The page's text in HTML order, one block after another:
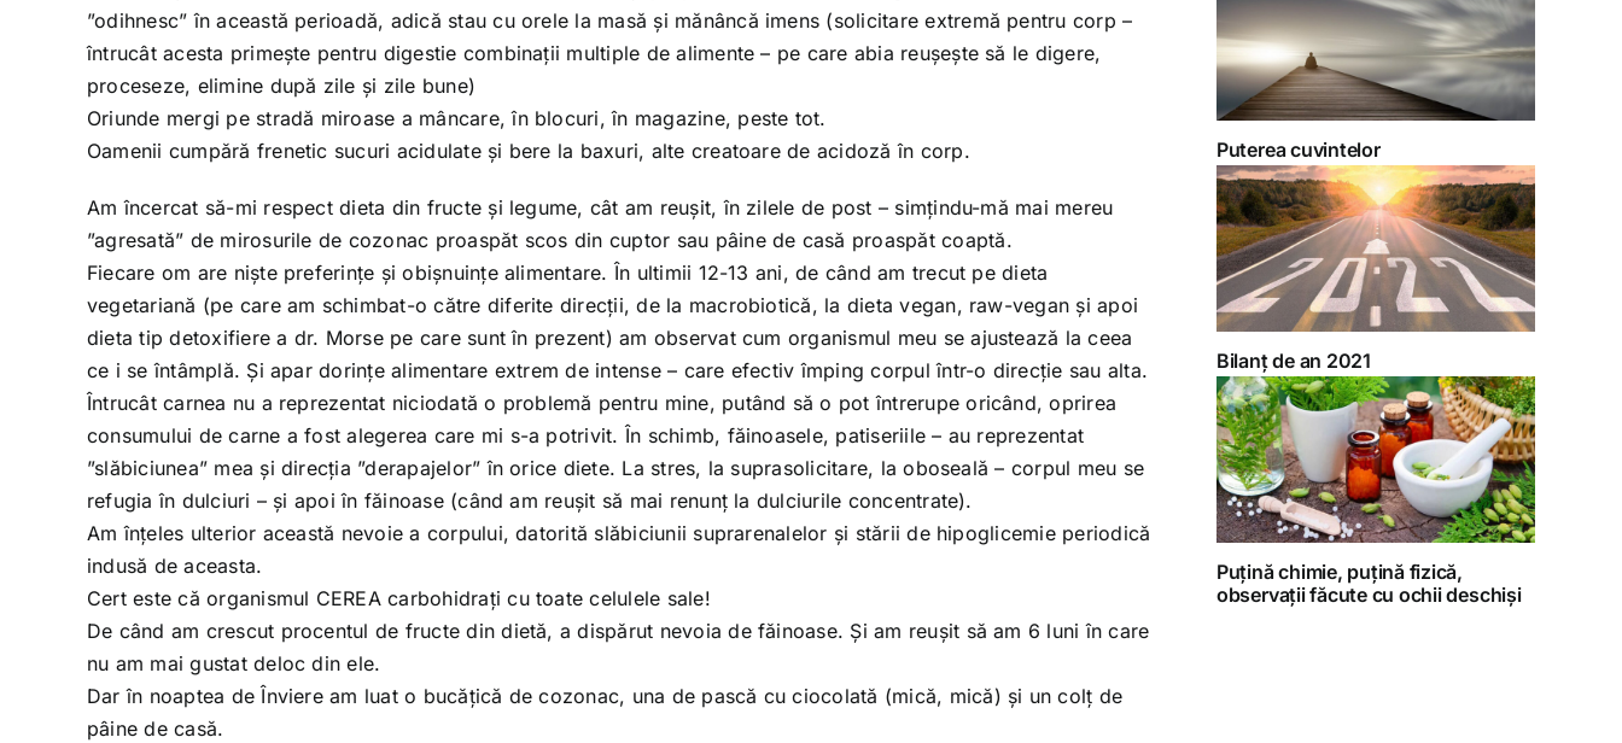
”odihnesc” în această perioadă, adică stau cu orele la masă și mănâncă imens (solicitare extremă pentru corp –
întrucât acesta primește pentru digestie combinații multiple de alimente – pe care abia reușește să le digere,
proceseze, elimine după zile și zile bune)
Oriunde mergi pe stradă miroase a mâncare, în blocuri, în magazine, peste tot.
Oamenii cumpără frenetic sucuri acidulate și bere la baxuri, alte creatoare de acidoză în corp.
Am încercat să-mi respect dieta din fructe și legume, cât am reușit, în zilele de post – simțindu-mă mai mereu
”agresată” de mirosurile de cozonac proaspăt scos din cuptor sau pâine de casă proaspăt coaptă.
Fiecare om are niște preferințe și obișnuințe alimentare. În ultimii 12-13 ani, de când am trecut pe dieta
vegetariană (pe care am schimbat-o către diferite direcții, de la macrobiotică, la dieta vegan, raw-vegan și apoi
dieta tip detoxifiere a dr. Morse pe care sunt în prezent) am observat cum organismul meu se ajustează la ceea
ce i se întâmplă. Și apar dorințe alimentare extrem de intense – care efectiv împing corpul într-o direcție sau alta.
Întrucât carnea nu a reprezentat niciodată o problemă pentru mine, putând să o pot întrerupe oricând, oprirea
consumului de carne a fost alegerea care mi s-a potrivit. În schimb, făinoasele, patiseriile – au reprezentat
”slăbiciunea” mea și direcția ”derapajelor” în orice diete. La stres, la suprasolicitare, la oboseală – corpul meu se
refugia în dulciuri – și apoi în făinoase (când am reușit să mai renunț la dulciurile concentrate).
Am înțeles ulterior această nevoie a corpului, datorită slăbiciunii suprarenalelor și stării de hipoglicemie periodică
indusă de aceasta.
Cert este că organismul CEREA carbohidrați cu toate celulele sale!
De când am crescut procentul de fructe din dietă, a dispărut nevoia de făinoase. Și am reușit să am 6 luni în care
nu am mai gustat deloc din ele.
Dar în noaptea de Înviere am luat o bucățică de cozonac, una de pască cu ciocolată (mică, mică) și un colț de
pâine de casă.
Puterea cuvintelor
Bilanț de an 2021
Puțină chimie, puțină fizică,
observații făcute cu ochii deschiși